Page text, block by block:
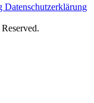
Datenschutzerklärung